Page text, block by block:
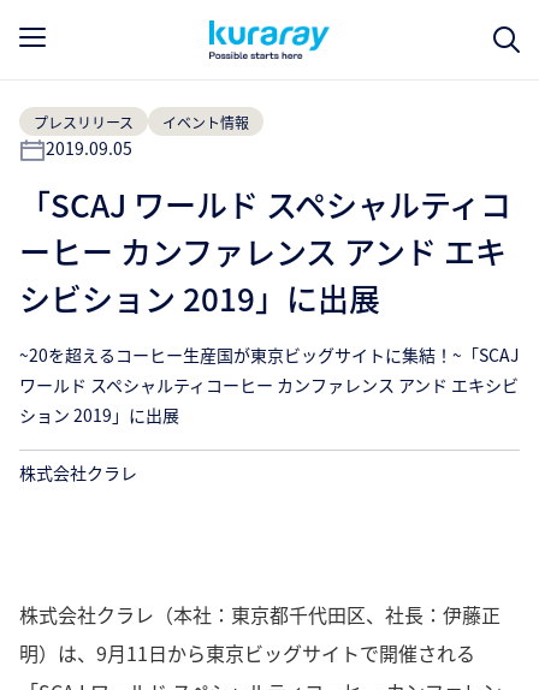
プレスリリース イベント情報
2019.09.05
「SCAJ ワールド スペシャルティコ
ーヒー カンファレンス アンド エキ
シビション 2019」に出展
~20を超えるコーヒー生産国が東京ビッグサイトに集結！~「SCAJ
ワールド スペシャルティコーヒー カンファレンス アンド エキシビ
ション 2019」に出展
株式会社クラレ
株式会社クラレ（本社：東京都千代田区、社長：伊藤正
明）は、9月11日から東京ビッグサイトで開催される